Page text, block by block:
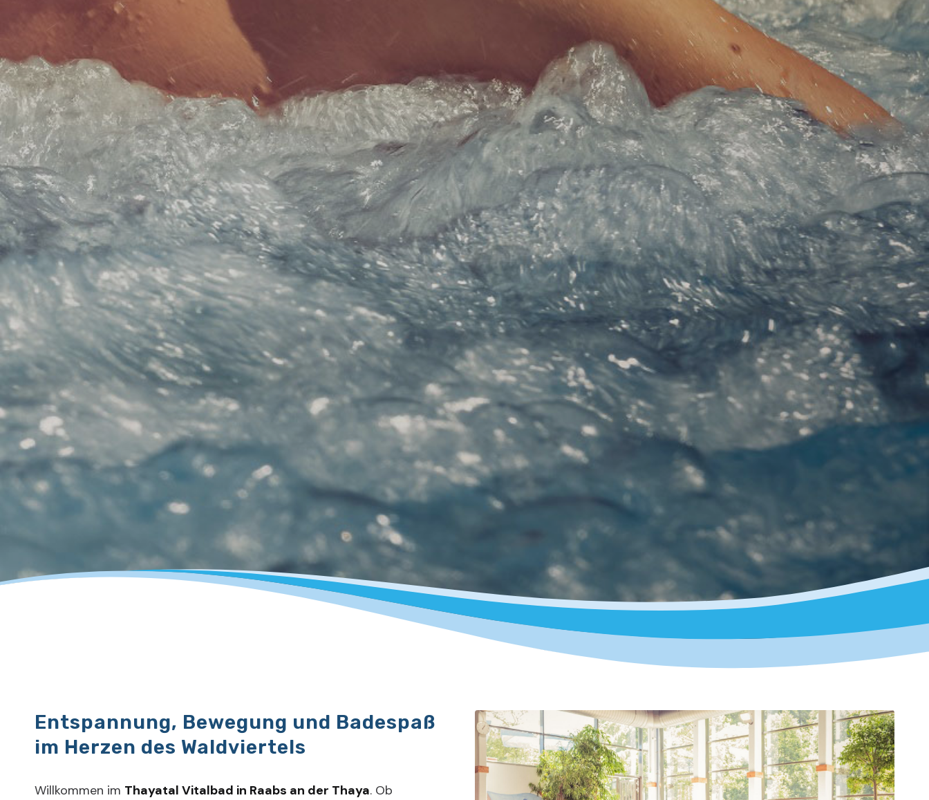
Entspannung, Bewegung und Badespaß
im Herzen des Waldviertels
Willkommen im Thayatal Vitalbad in Raabs an der Thaya. Ob